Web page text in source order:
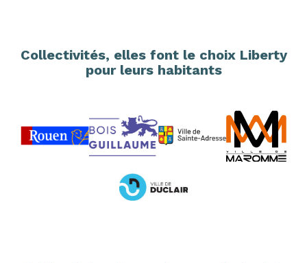
Collectivités, elles font le choix Liberty
pour leurs habitants